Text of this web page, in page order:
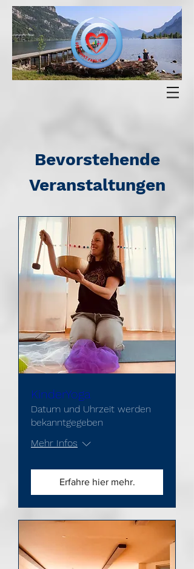
Bevorstehende
Veranstaltungen
KinderYoga
Datum und Uhrzeit werden
bekanntgegeben
Mehr Infos
Erfahre hier mehr.